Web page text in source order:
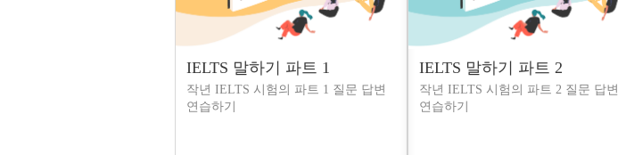
IELTS 말하기 파트 1
작년 IELTS 시험의 파트 1 질문 답변
연습하기
IELTS 말하기 파트 2
작년 IELTS 시험의 파트 2 질문 답변
연습하기